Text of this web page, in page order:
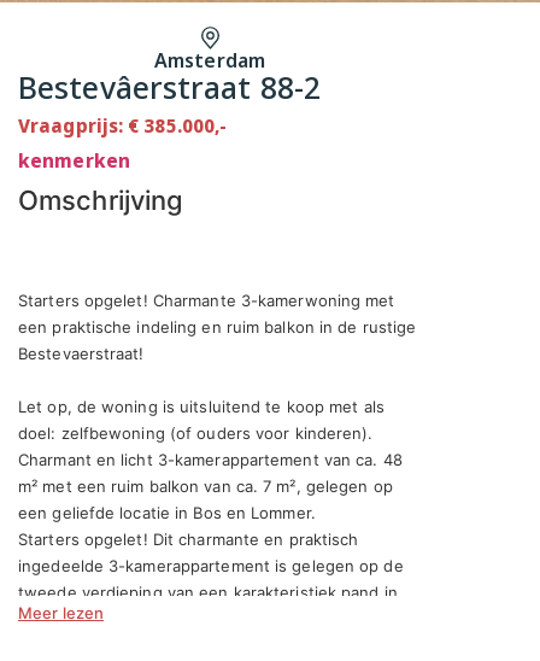
Amsterdam
Bestevâerstraat 88-2
Vraagprijs: € 385.000,-
kenmerken
Omschrijving
Starters opgelet! Charmante 3-kamerwoning met
een praktische indeling en ruim balkon in de rustige
Bestevaerstraat!
Let op, de woning is uitsluitend te koop met als
doel: zelfbewoning (of ouders voor kinderen).
Charmant en licht 3-kamerappartement van ca. 48
m² met een ruim balkon van ca. 7 m², gelegen op
een geliefde locatie in Bos en Lommer.
Starters opgelet! Dit charmante en praktisch
ingedeelde 3-kamerappartement is gelegen op de
tweede verdieping van een karakteristiek pand in
de rustige Bestevaerstraat. De woning beschikt
Meer lezen